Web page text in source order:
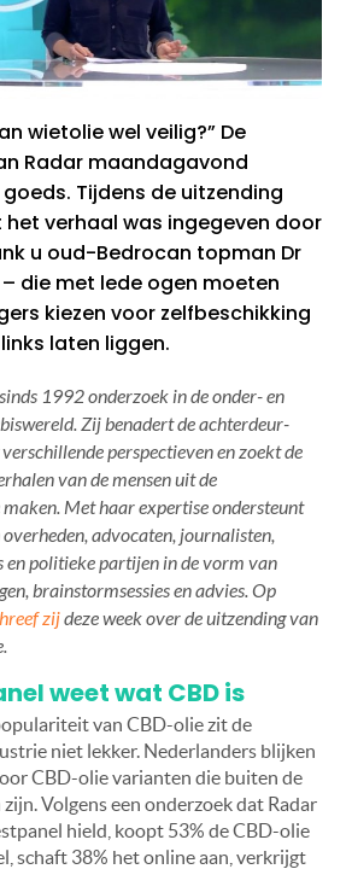
wietolie wel veilig?” De
Radar maandagavond
Tijdens de uitzending
het verhaal was ingegeven door
u oud-Bedrocan topman Dr
die met lede ogen moeten
kiezen voor zelfbeschikking
laten liggen.
1992 onderzoek in de onder- en
Zij benadert de achterdeur-
perspectieven en zoekt de
van de mensen uit de
Met haar expertise ondersteunt
advocaten, journalisten,
en politieke partijen in de vorm van
brainstormsessies en advies. Op
zijdeze week over de uitzending van
weet wat CBD is
van CBD-olie zit de
niet lekker. Nederlanders blijken
CBD-olie varianten die buiten de
Volgens een onderzoek dat Radar
hield, koopt 53% de CBD-olie
schaft 38% het online aan, verkrijgt